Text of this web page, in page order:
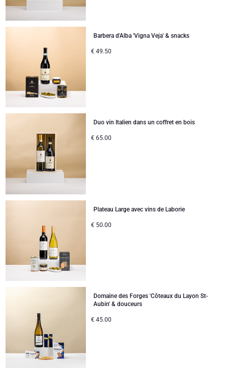
Neuhaus
Veuve Clicquot
Bon rétablissement
Naissance
Barbera d'Alba 'Vigna Veja' & snacks
€ 49.50
Duo vin Italien dans un coffret en bois
€ 65.00
Plateau Large avec vins de Laborie
€ 50.00
Domaine des Forges 'Côteaux du Layon St-
Aubin' & douceurs
€ 45.00